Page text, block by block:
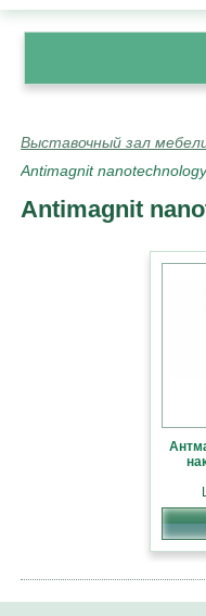
Выставочный зал
Antimagnit nanotechnology
Antimagnit